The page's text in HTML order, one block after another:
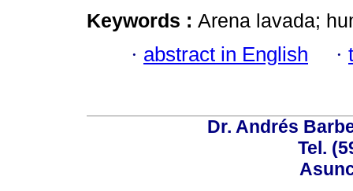
Keywords : Arena lavada;
· abstract in English ·
Dr. Andrés
Tel.